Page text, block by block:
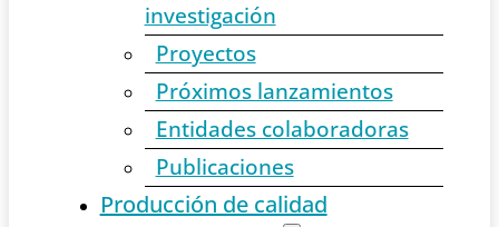
investigación
Proyectos
Próximos lanzamientos
Entidades colaboradoras
Publicaciones
Producción de calidad